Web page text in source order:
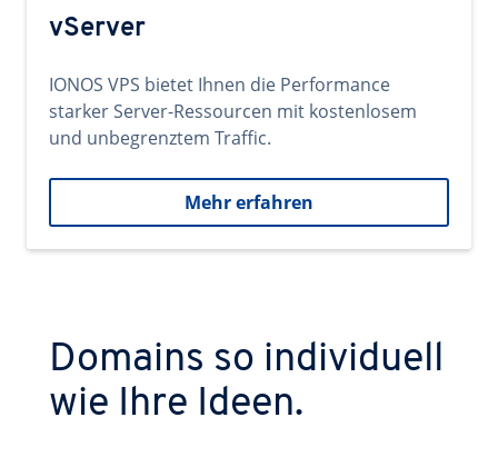
vServer
IONOS VPS bietet Ihnen die Performance
starker Server-Ressourcen mit kostenlosem
und unbegrenztem Traffic.
Mehr erfahren
Domains so individuell
wie Ihre Ideen.